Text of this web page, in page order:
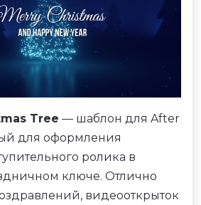
Tree — шаблон для After
для оформления
ролика в
ключе. Отлично
видеооткрыток